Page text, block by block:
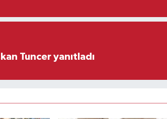
Tuncer yanıtladı